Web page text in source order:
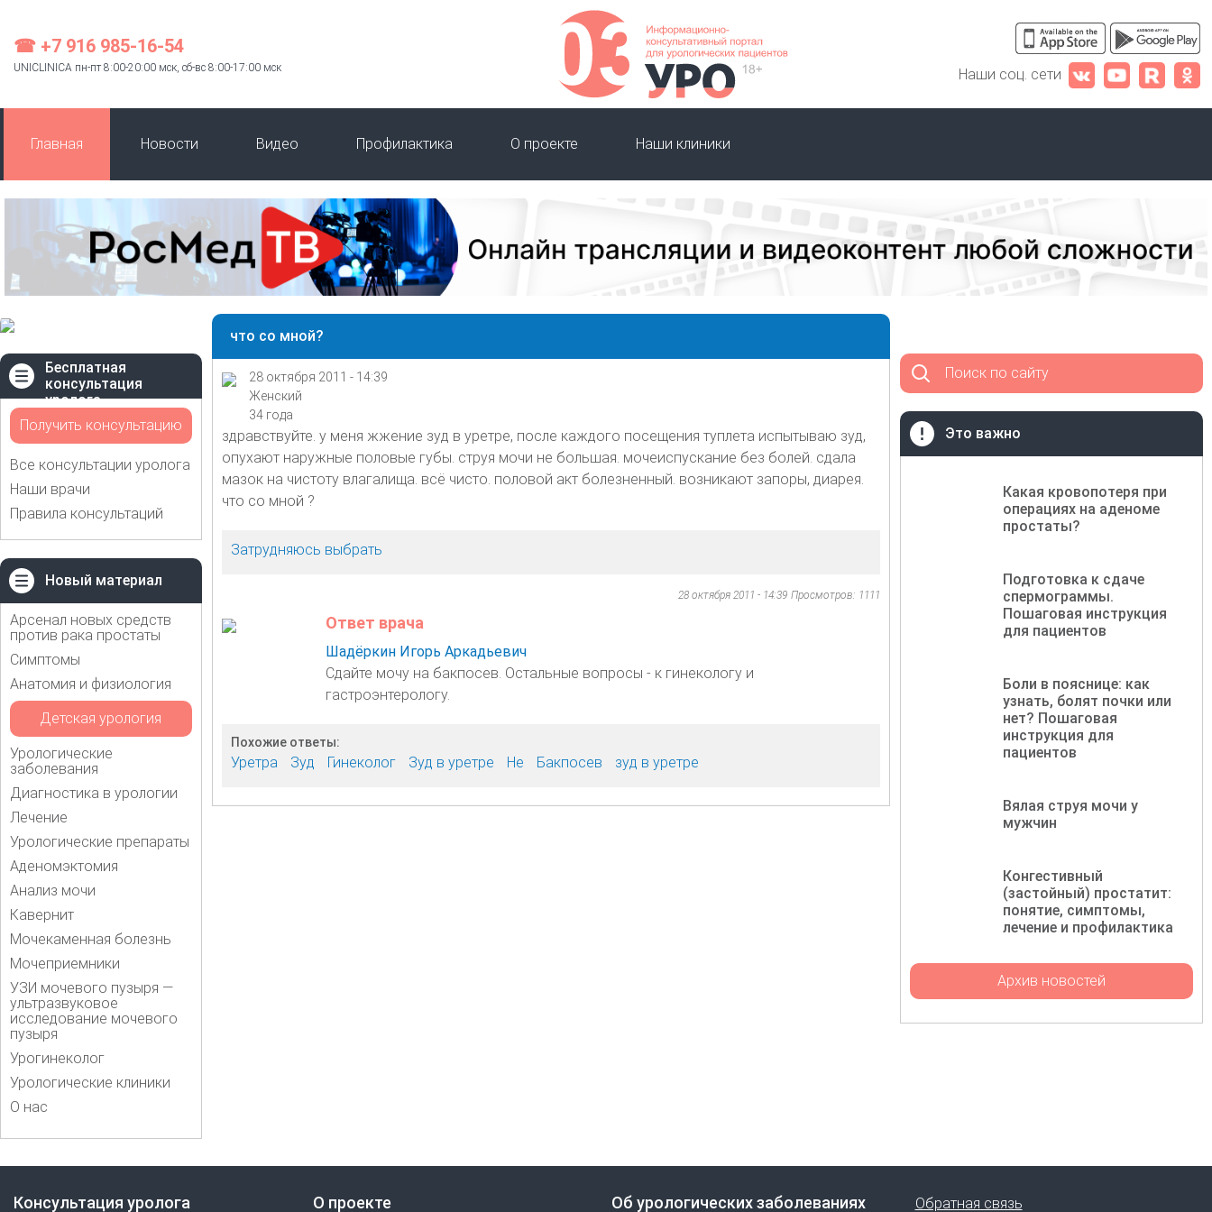
☎ +7 916 985-16-54
UNICLINICA пн-пт 8:00-20:00 мск, сб-вс 8:00-17:00 мск Наши соц. сети
Главная Новости Видео Профилактика О проекте Наши клиники
Бесплатная
консультация
уролога
Получить консультацию
Все консультации уролога
Наши врачи
Правила консультаций
Новый материал
Арсенал новых средств
против рака простаты
Симптомы
Анатомия и физиология
Детская урология
Урологические
заболевания
Диагностика в урологии
Лечение
Урологические препараты
Аденомэктомия
Анализ мочи
Кавернит
Мочекаменная болезнь
Мочеприемники
УЗИ мочевого пузыря —
ультразвуковое
исследование мочевого
пузыря
Урогинеколог
Урологические клиники
О нас
что со мной?
28 октября 2011 - 14:39
Женский
34 года
здравствуйте. у меня жжение зуд в уретре, после каждого посещения туплета испытываю зуд,
опухают наружные половые губы. струя мочи не большая. мочеиспускание без болей. сдала
мазок на чистоту влагалища. всё чисто. половой акт болезненный. возникают запоры, диарея.
что со мной ?
Затрудняюсь выбрать
28 октября 2011 - 14:39 Просмотров: 1111
Ответ врача
Шадёркин Игорь Аркадьевич
Сдайте мочу на бакпосев. Остальные вопросы - к гинекологу и
гастроэнтерологу.
Похожие ответы:
Уретра Зуд Гинеколог Зуд в уретре Не Бакпосев зуд в уретре
Поиск по сайту
Это важно
Какая кровопотеря при
операциях на аденоме
простаты?
Подготовка к сдаче
спермограммы.
Пошаговая инструкция
для пациентов
Боли в пояснице: как
узнать, болят почки или
нет? Пошаговая
инструкция для
пациентов
Вялая струя мочи у
мужчин
Конгестивный
(застойный) простатит:
понятие, симптомы,
лечение и профилактика
Архив новостей
Консультация уролога О проекте Об урологических заболеваниях Обратная связь